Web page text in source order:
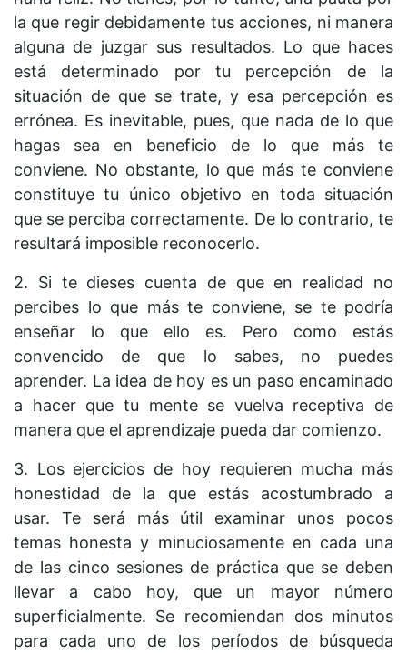
la que regir debidamente tus acciones, ni manera
alguna de juzgar sus resultados. Lo que haces
está determinado por tu percepción de la
situación de que se trate, y esa percepción es
errónea. Es inevitable, pues, que nada de lo que
hagas sea en beneficio de lo que más te
conviene. No obstante, lo que más te conviene
constituye tu único objetivo en toda situación
que se perciba correctamente. De lo contrario, te
resultará imposible reconocerlo.
2. Si te dieses cuenta de que en realidad no
percibes lo que más te conviene, se te podría
enseñar lo que ello es. Pero como estás
convencido de que lo sabes, no puedes
aprender. La idea de hoy es un paso encaminado
a hacer que tu mente se vuelva receptiva de
manera que el aprendizaje pueda dar comienzo.
3. Los ejercicios de hoy requieren mucha más
honestidad de la que estás acostumbrado a
usar. Te será más útil examinar unos pocos
temas honesta y minuciosamente en cada una
de las cinco sesiones de práctica que se deben
llevar a cabo hoy, que un mayor número
superficialmente. Se recomiendan dos minutos
para cada uno de los períodos de búsqueda